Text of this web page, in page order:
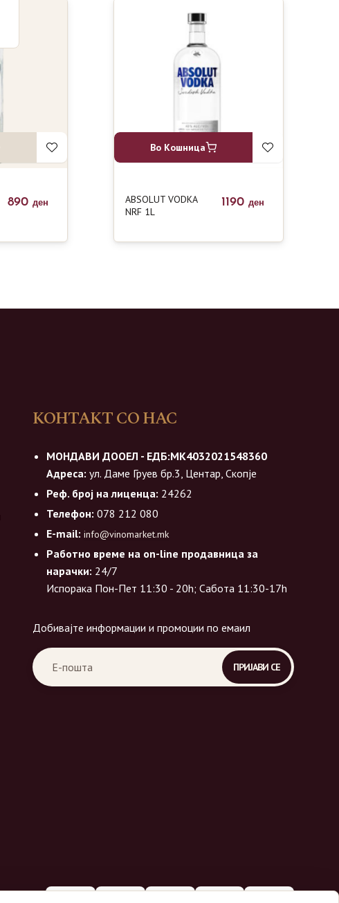
890 ден
Во Кошница
ABSOLUT VODKA
NRF 1L
1190 ден
КОНТАКТ СО НАС
МОНДАВИ ДООЕЛ - ЕДБ:МК4032021548360
Адреса: ул. Даме Груев бр.3, Центар, Скопје
Реф. број на лиценца: 24262
Телефон: 078 212 080
E-mail: info@vinomarket.mk
Работно време на on-line продавница за
нарачки: 24/7
Испорака Пон-Пет 11:30 - 20h; Сабота 11:30-17h
Добивајте информации и промоции по емаил